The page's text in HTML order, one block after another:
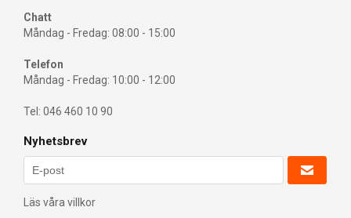
Chatt
Måndag - Fredag: 08:00 - 15:00
Telefon
Måndag - Fredag: 10:00 - 12:00
Tel: 046 460 10 90
Nyhetsbrev
Läs våra villkor